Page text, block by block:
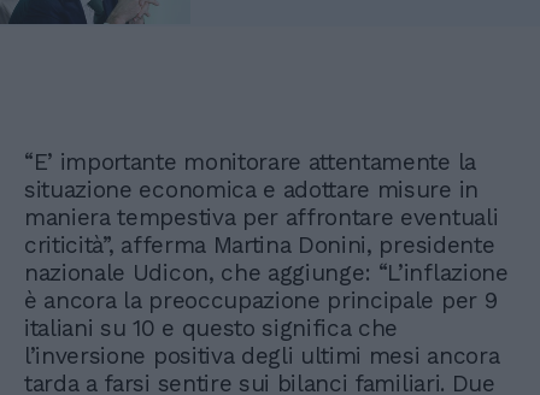
“E’ importante monitorare attentamente la
situazione economica e adottare misure in
maniera tempestiva per affrontare eventuali
criticità”, afferma Martina Donini, presidente
nazionale Udicon, che aggiunge: “L’inflazione
è ancora la preoccupazione principale per 9
italiani su 10 e questo significa che
l’inversione positiva degli ultimi mesi ancora
tarda a farsi sentire sui bilanci familiari. Due